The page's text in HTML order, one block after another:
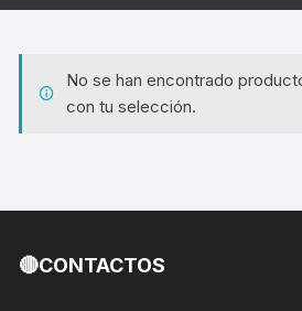
No se han encontrado
con tu selección.
🔴CONTACTOS